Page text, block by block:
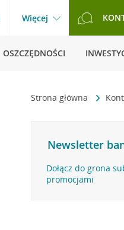
Więcej
OSZCZĘDNOŚCI
Strona główna
Newsletter
Dołącz do grona
promocjami